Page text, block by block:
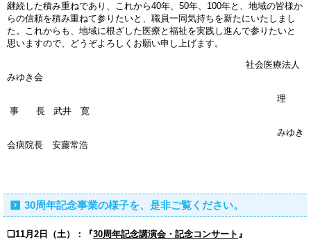
継続した積み重ねであり、これから40年、50年、100年と、地域の皆様か
らの信頼を積み重ねて参りたいと、職員一同気持ちを新たにいたしまし
た。これからも、地域に根ざした医療と福祉を実践し進んで参りたいと
思いますので、どうぞよろしくお願い申し上げます。
社会医療法人
みゆき会
理
事 長 武井 寛
みゆき
会病院長 安藤常浩
30周年記念事業の様子を、是非ご覧ください。
❏11月2日（土）：『30周年記念講演会・記念コンサート 』